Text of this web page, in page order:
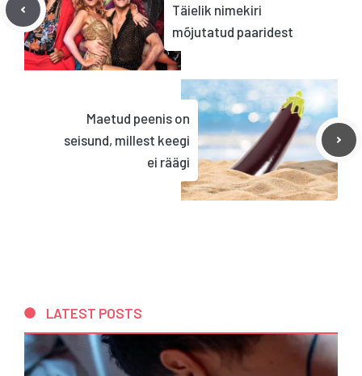
Täielik nimekiri
mõjutatud paaridest
Maetud peenis on
seisund, millest keegi
ei räägi
LATEST POSTS